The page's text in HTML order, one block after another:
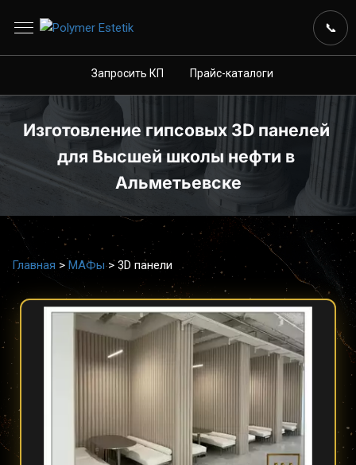
📞
Запросить КП Прайс-каталоги
Изготовление гипсовых 3D панелей
для Высшей школы нефти в
Альметьевске
Главная > МАФы>3D панели